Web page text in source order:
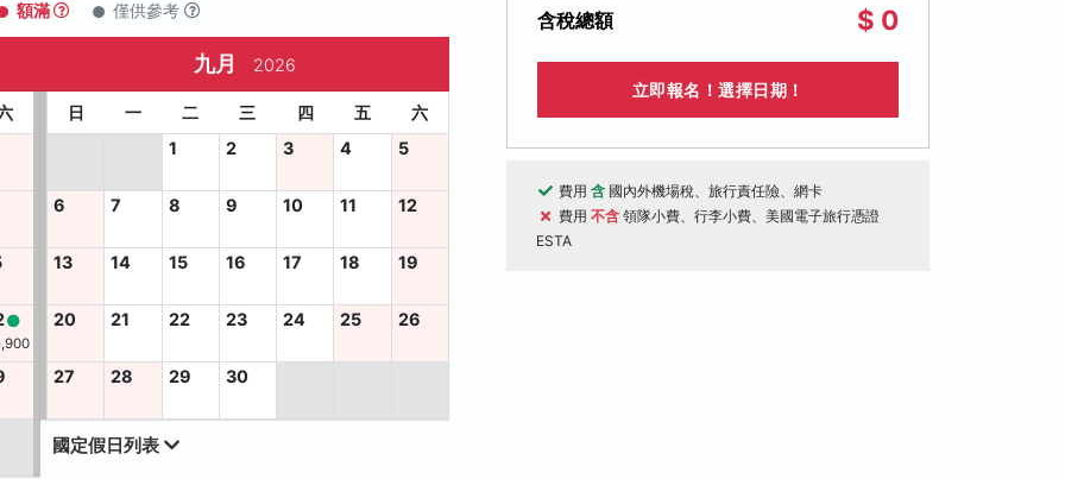
額滿 僅供參考
九月 2026
日 一 二 三 四 五
六
1
2 3 4 5
6 7 8 9 10 11 12
13 14 15 16 17 18 19
20 21 22 23 24 25 26
27 28 29 30
國定假日列表
含稅總額 $ 0
立即報名！選擇日期！
費用 含 國內外機場稅、旅行責任險、網卡
費用 不含 領隊小費、行李小費、美國電子旅行憑證
ESTA